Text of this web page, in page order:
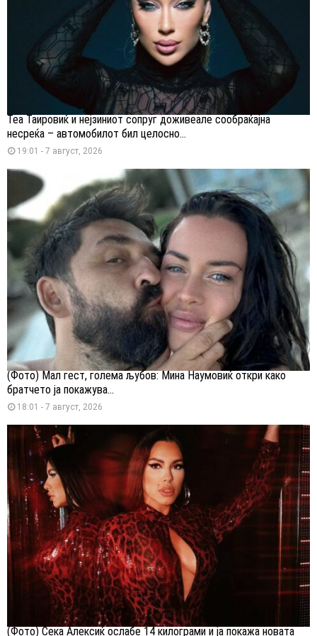
Теа Таировиќ и нејзиниот сопруг доживеале сообраќајна
несреќа – автомобилот бил целосно...
19:01 - 7 август, 2026
(Фото) Мал гест, голема љубов: Мина Наумовиќ откри како
братчето ја покажува...
18:01 - 7 август, 2026
(Фото) Сека Алексиќ ослабе 14 килограми и ја покажа новата